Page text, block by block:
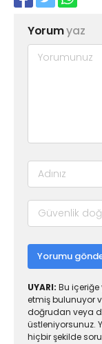
Yorumyaz
Yorumu
UYARI: Bu içeriğe
etmiş bulunuyor
doğrudan veya
üstleniyorsunuz.
hiçbir şekilde